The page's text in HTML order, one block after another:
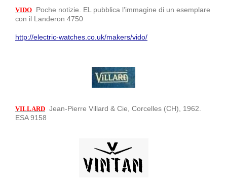
VIDO Poche notizie. EL pubblica l’immagine di un esemplare
con il Landeron 4750
http://electric-watches.co.uk/makers/vido/
VILLARD Jean-Pierre Villard & Cie, Corcelles (CH), 1962.
ESA 9158